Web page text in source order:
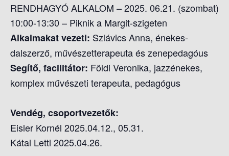
RENDHAGYÓ ALKALOM – 2025. 06.21. (szombat)
10:00-13:30 – Piknik a Margit-szigeten
Alkalmakat vezeti: Szlávics Anna, énekes-
dalszerző, művészetterapeuta és zenepedagóus
Segítő, facilitátor: Földi Veronika, jazzénekes,
komplex művészeti terapeuta, pedagógus
Vendég, csoportvezetők:
Eisler Kornél 2025.04.12., 05.31.
Kátai Letti 2025.04.26.